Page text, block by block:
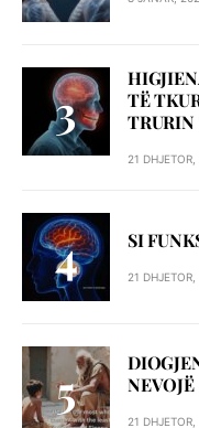
TË
TRURIN
21
SI
21
NEVOJË
21